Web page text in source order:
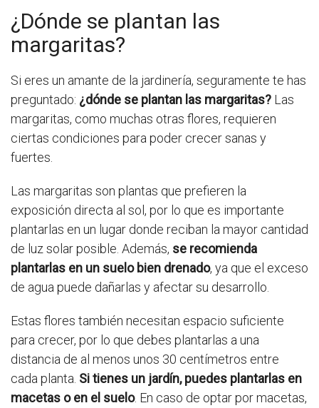
¿Dónde se plantan las
margaritas?
Si eres un amante de la jardinería, seguramente te has
preguntado: ¿dónde se plantan las margaritas? Las
margaritas, como muchas otras flores, requieren
ciertas condiciones para poder crecer sanas y
fuertes.
Las margaritas son plantas que prefieren la
exposición directa al sol, por lo que es importante
plantarlas en un lugar donde reciban la mayor cantidad
de luz solar posible. Además, se recomienda
plantarlas en un suelo bien drenado, ya que el exceso
de agua puede dañarlas y afectar su desarrollo.
Estas flores también necesitan espacio suficiente
para crecer, por lo que debes plantarlas a una
distancia de al menos unos 30 centímetros entre
cada planta. Si tienes un jardín, puedes plantarlas en
macetas o en el suelo. En caso de optar por macetas,